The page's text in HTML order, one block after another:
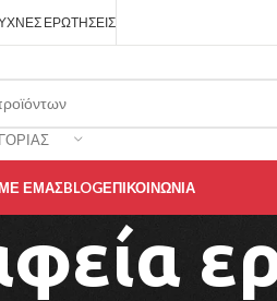
ΕΡΩΤΉΣΕΙΣ
ΕΜΆΣBLOGΕΠΙΚΟΙΝΩΝΊΑ